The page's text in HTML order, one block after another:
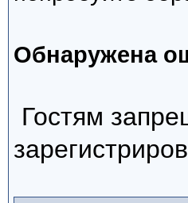
Обнаружена
Гостям